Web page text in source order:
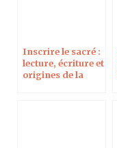
Inscrire le sacré :
lecture, écriture et
origines de la